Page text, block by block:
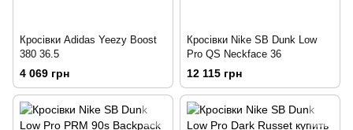
Кросівки Adidas Yeezy Boost
380 36.5
4 069 грн
Кросівки Nike SB Dunk Low
Pro QS Neckface 36
12 115 грн